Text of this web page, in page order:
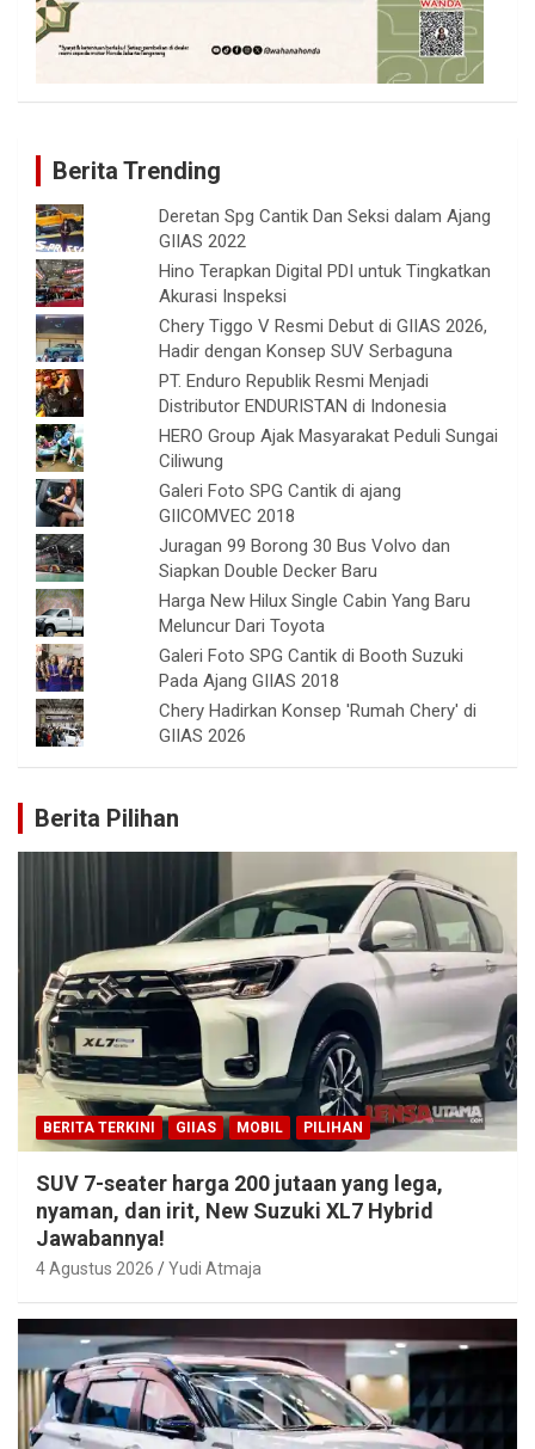
Berita Trending
Deretan Spg Cantik Dan Seksi dalam Ajang
GIIAS 2022
Hino Terapkan Digital PDI untuk Tingkatkan
Akurasi Inspeksi
Chery Tiggo V Resmi Debut di GIIAS 2026,
Hadir dengan Konsep SUV Serbaguna
PT. Enduro Republik Resmi Menjadi
Distributor ENDURISTAN di Indonesia
HERO Group Ajak Masyarakat Peduli Sungai
Ciliwung
Galeri Foto SPG Cantik di ajang
GIICOMVEC 2018
Juragan 99 Borong 30 Bus Volvo dan
Siapkan Double Decker Baru
Harga New Hilux Single Cabin Yang Baru
Meluncur Dari Toyota
Galeri Foto SPG Cantik di Booth Suzuki
Pada Ajang GIIAS 2018
Chery Hadirkan Konsep 'Rumah Chery' di
GIIAS 2026
Berita Pilihan
BERITA TERKINI GIIAS MOBIL PILIHAN
SUV 7-seater harga 200 jutaan yang lega,
nyaman, dan irit, New Suzuki XL7 Hybrid
Jawabannya!
4 Agustus 2026 Yudi Atmaja